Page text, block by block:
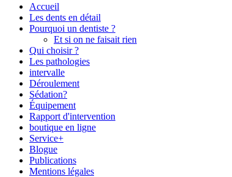
Accueil
Les dents en détail
Pourquoi un dentiste ?
Et si on ne faisait rien
Qui choisir ?
Les pathologies
intervalle
Déroulement
Sédation?
Équipement
Rapport d'intervention
boutique en ligne
Service+
Blogue
Publications
Mentions légales